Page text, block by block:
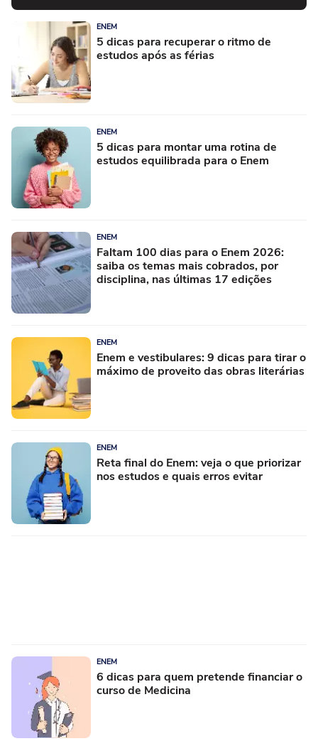
ENEM
5 dicas para recuperar o ritmo de
estudos após as férias
ENEM
5 dicas para montar uma rotina de
estudos equilibrada para o Enem
ENEM
Faltam 100 dias para o Enem 2026:
saiba os temas mais cobrados, por
disciplina, nas últimas 17 edições
ENEM
Enem e vestibulares: 9 dicas para tirar o
máximo de proveito das obras literárias
ENEM
Reta final do Enem: veja o que priorizar
nos estudos e quais erros evitar
ENEM
6 dicas para quem pretende financiar o
curso de Medicina